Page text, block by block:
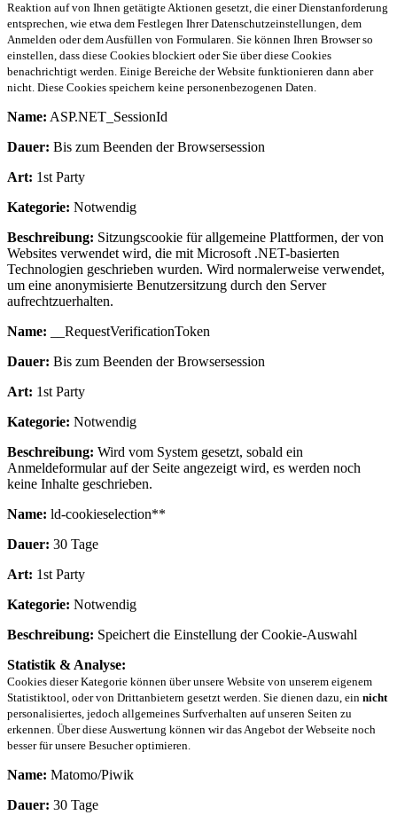
Reaktion auf von Ihnen getätigte Aktionen gesetzt, die einer Dienstanforderung
entsprechen, wie etwa dem Festlegen Ihrer Datenschutzeinstellungen, dem
Anmelden oder dem Ausfüllen von Formularen. Sie können Ihren Browser so
einstellen, dass diese Cookies blockiert oder Sie über diese Cookies
benachrichtigt werden. Einige Bereiche der Website funktionieren dann aber
nicht. Diese Cookies speichern keine personenbezogenen Daten.
Name: ASP.NET_SessionId
Dauer: Bis zum Beenden der Browsersession
Art: 1st Party
Kategorie: Notwendig
Beschreibung: Sitzungscookie für allgemeine Plattformen, der von
Websites verwendet wird, die mit Microsoft .NET-basierten
Technologien geschrieben wurden. Wird normalerweise verwendet,
um eine anonymisierte Benutzersitzung durch den Server
aufrechtzuerhalten.
Name: __RequestVerificationToken
Dauer: Bis zum Beenden der Browsersession
Art: 1st Party
Kategorie: Notwendig
Beschreibung: Wird vom System gesetzt, sobald ein
Anmeldeformular auf der Seite angezeigt wird, es werden noch
keine Inhalte geschrieben.
Name: ld-cookieselection**
Dauer: 30 Tage
Art: 1st Party
Kategorie: Notwendig
Beschreibung: Speichert die Einstellung der Cookie-Auswahl
Statistik & Analyse:
Cookies dieser Kategorie können über unsere Website von unserem eigenem
Statistiktool, oder von Drittanbietern gesetzt werden. Sie dienen dazu, ein nicht
personalisiertes, jedoch allgemeines Surfverhalten auf unseren Seiten zu
erkennen. Über diese Auswertung können wir das Angebot der Webseite noch
besser für unsere Besucher optimieren.
Name: Matomo/Piwik
Dauer: 30 Tage